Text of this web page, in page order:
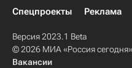
Спецпроекты
Реклама
Версия 2023.1 Beta
© 2026 МИА «Россия сегодня»
Вакансии